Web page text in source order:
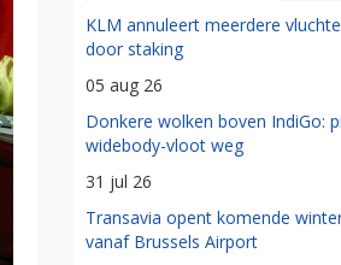
KLM annuleert meerdere
door staking
05 aug 26
Donkere wolken boven IndiGo:
widebody-vloot weg
31 jul 26
Transavia opent komende
vanaf Brussels Airport